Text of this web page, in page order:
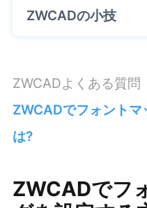
ZWCADの小技
ZWCADよくある質問
ZWCADでフォント
は?
ZWCADでフ